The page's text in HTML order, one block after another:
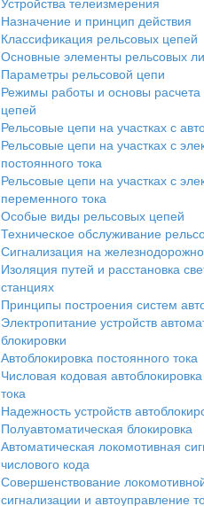
Назначение и принцип действия
Классификация рельсовых цепей
Основные элементы рельсовых
Параметры рельсовой цепи
Режимы работы и основы расчета
цепей
Рельсовые цепи на участках с
Рельсовые цепи на участках с
постоянного тока
Рельсовые цепи на участках с
переменного тока
Особые виды рельсовых цепей
Техническое обслуживание
Сигнализация на
Изоляция путей и расстановка
станциях
Принципы построения систем
Электропитание устройств
блокировки
Автоблокировка постоянного тока
Числовая кодовая
тока
Надежность устройств
Полуавтоматическая блокировка
Автоматическая локомотивная
числового кода
Совершенствование
сигнализации и автоуправление